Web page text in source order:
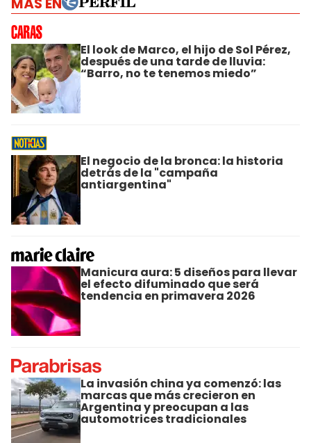
El look de Marco, el hijo de Sol Pérez,
después de una tarde de lluvia:
“Barro, no te tenemos miedo”
El negocio de la bronca: la historia
detrás de la "campaña
antiargentina"
Manicura aura: 5 diseños para llevar
el efecto difuminado que será
tendencia en primavera 2026
La invasión china ya comenzó: las
marcas que más crecieron en
Argentina y preocupan a las
automotrices tradicionales